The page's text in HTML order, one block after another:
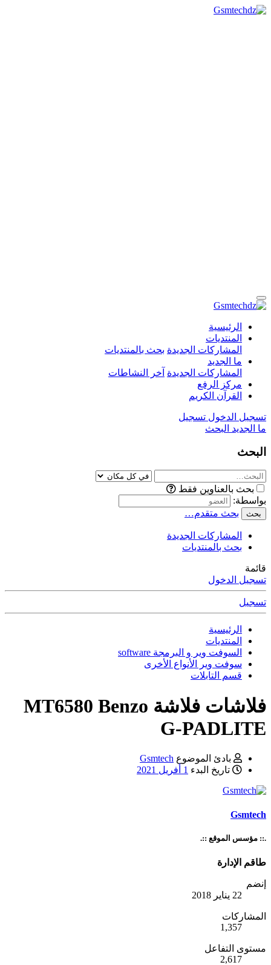
الرئيسية
المنتديات
المشاركات الجديدة بحث بالمنتديات
ما الجديد
المشاركات الجديدة آخر النشاطات
مركز الرفع
القرآن الكريم
تسجيل الدخول تسجيل
ما الجديد البحث
البحث
بحث بالعناوين فقط
بواسطة:
بحث بحث متقدم…
المشاركات الجديدة
بحث بالمنتديات
قائمة
تسجيل الدخول
تسجيل
الرئيسية
المنتديات
السوفت وير و البرمجة software
سوفت وير الأنواع الأخرى
قسم التابلات
فلاشات
فلاشة MT6580 Benzo
G-PADLITE
بادئ الموضوع Gsmtech
تاريخ البدء 1 أفريل 2021
Gsmtech
.:: مؤسس الموقع ::.
طاقم الإدارة
إنضم
22 يناير 2018
المشاركات
1,357
مستوى التفاعل
2,617